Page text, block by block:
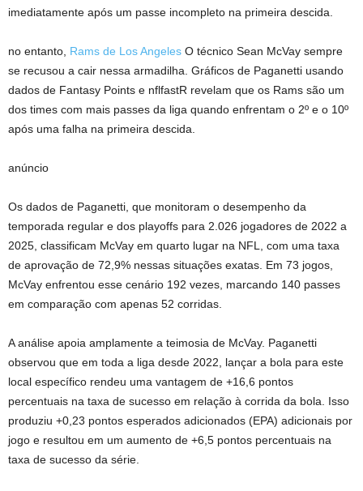
imediatamente após um passe incompleto na primeira descida.
no entanto, Rams de Los Angeles O técnico Sean McVay sempre
se recusou a cair nessa armadilha. Gráficos de Paganetti usando
dados de Fantasy Points e nflfastR revelam que os Rams são um
dos times com mais passes da liga quando enfrentam o 2º e o 10º
após uma falha na primeira descida.
anúncio
Os dados de Paganetti, que monitoram o desempenho da
temporada regular e dos playoffs para 2.026 jogadores de 2022 a
2025, classificam McVay em quarto lugar na NFL, com uma taxa
de aprovação de 72,9% nessas situações exatas. Em 73 jogos,
McVay enfrentou esse cenário 192 vezes, marcando 140 passes
em comparação com apenas 52 corridas.
A análise apoia amplamente a teimosia de McVay. Paganetti
observou que em toda a liga desde 2022, lançar a bola para este
local específico rendeu uma vantagem de +16,6 pontos
percentuais na taxa de sucesso em relação à corrida da bola. Isso
produziu +0,23 pontos esperados adicionados (EPA) adicionais por
jogo e resultou em um aumento de +6,5 pontos percentuais na
taxa de sucesso da série.